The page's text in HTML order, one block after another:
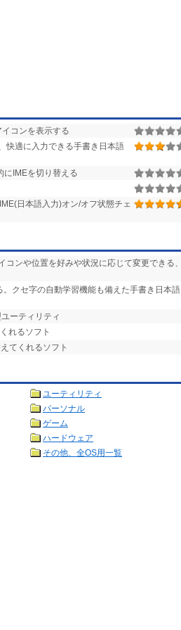
コンを表示する
快適に入力できる手書き日本語
にIMEを切り替える
日本語入力)オン/オフ状態チェ
コンや位置を好みや状況に応じて変更できる、
クセ字の自動学習機能も備えた手書き日本語
ーティリティ
れるソフト
てくれるソフト
ユーティリティ
パーソナル
ゲーム
ハードウェア
その他、全OS用一覧